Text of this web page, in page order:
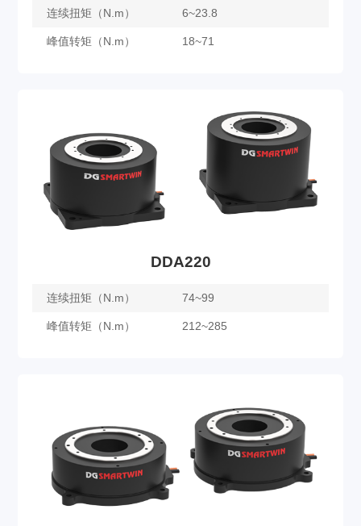
连续扭矩（N.m） 6~23.8
峰值转矩（N.m） 18~71
DDA170
了解更多
DDA220
连续扭矩（N.m） 74~99
峰值转矩（N.m） 212~285
了解更多